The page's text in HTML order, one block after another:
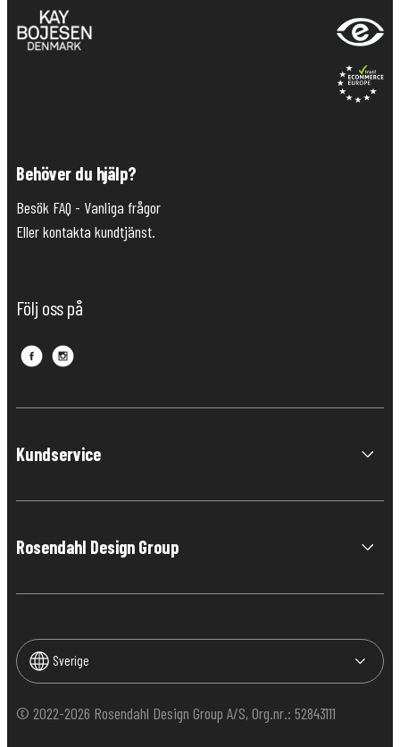
Behöver du hjälp?
Besök FAQ - Vanliga frågor
Eller kontakta kundtjänst.
Följ oss på
Kundservice
Rosendahl Design Group
© 2022-2026 Rosendahl Design Group A/S, Org.nr.: 52843111
Sverige